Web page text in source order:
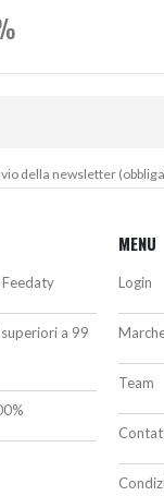
della newsletter
a 99
MENU
Login
Team